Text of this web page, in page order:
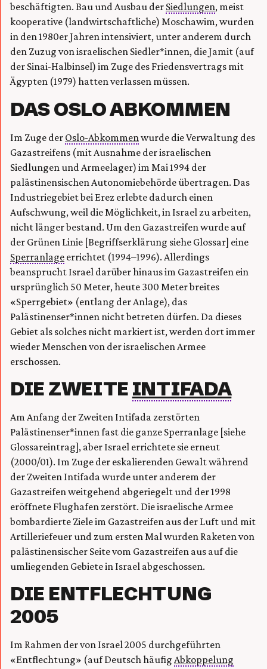
beschäftigten. Bau und Ausbau der Siedlungen, meist
kooperative (landwirtschaftliche) Moschawim, wurden
in den 1980er Jahren intensiviert, unter anderem durch
den Zuzug von israelischen Siedler*innen, die Jamit (auf
der Sinai-Halbinsel) im Zuge des Friedensvertrags mit
Ägypten (1979) hatten verlassen müssen.
DAS OSLO ABKOMMEN
Im Zuge der Oslo-Abkommen wurde die Verwaltung des
Gazastreifens (mit Ausnahme der israelischen
Siedlungen und Armeelager) im Mai 1994 der
palästinensischen Autonomiebehörde übertragen. Das
Industriegebiet bei Erez erlebte dadurch einen
Aufschwung, weil die Möglichkeit, in Israel zu arbeiten,
nicht länger bestand. Um den Gazastreifen wurde auf
der Grünen Linie [Begriffserklärung siehe Glossar] eine
Sperranlage errichtet (1994–1996). Allerdings
beansprucht Israel darüber hinaus im Gazastreifen ein
ursprünglich 50 Meter, heute 300 Meter breites
«Sperrgebiet» (entlang der Anlage), das
Palästinenser*innen nicht betreten dürfen. Da dieses
Gebiet als solches nicht markiert ist, werden dort immer
wieder Menschen von der israelischen Armee
erschossen.
DIE ZWEITE INTIFADA
Am Anfang der Zweiten Intifada zerstörten
Palästinenser*innen fast die ganze Sperranlage [siehe
Glossareintrag], aber Israel errichtete sie erneut
(2000/01). Im Zuge der eskalierenden Gewalt während
der Zweiten Intifada wurde unter anderem der
Gazastreifen weitgehend abgeriegelt und der 1998
eröffnete Flughafen zerstört. Die israelische Armee
bombardierte Ziele im Gazastreifen aus der Luft und mit
Artilleriefeuer und zum ersten Mal wurden Raketen von
palästinensischer Seite vom Gazastreifen aus auf die
umliegenden Gebiete in Israel abgeschossen.
DIE ENTFLECHTUNG
2005
Im Rahmen der von Israel 2005 durchgeführten
«Entflechtung» (auf Deutsch häufig Abkoppelung